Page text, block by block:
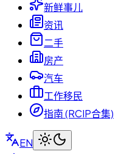
新鲜事儿
资讯
二手
房产
汽车
工作移民
指南 (RCIP合集)
EN